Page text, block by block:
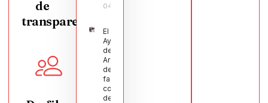
de
transparencia
04/08/2026
El
Ayuntamiento
de
Argamasilla
de Calatrava
facilita la
conciliación
de 200